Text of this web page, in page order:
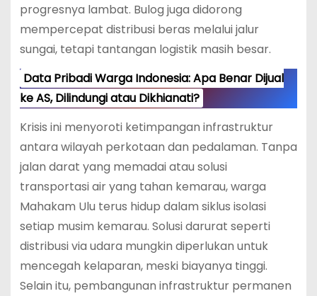
progresnya lambat. Bulog juga didorong
mempercepat distribusi beras melalui jalur
sungai, tetapi tantangan logistik masih besar.
Data Pribadi Warga Indonesia: Apa Benar Dijual
ke AS, Dilindungi atau Dikhianati?
Krisis ini menyoroti ketimpangan infrastruktur
antara wilayah perkotaan dan pedalaman. Tanpa
jalan darat yang memadai atau solusi
transportasi air yang tahan kemarau, warga
Mahakam Ulu terus hidup dalam siklus isolasi
setiap musim kemarau. Solusi darurat seperti
distribusi via udara mungkin diperlukan untuk
mencegah kelaparan, meski biayanya tinggi.
Selain itu, pembangunan infrastruktur permanen